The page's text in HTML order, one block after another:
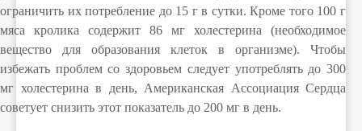
ограничить их потребление до 15 г в сутки. Кроме того 100 г
мяса кролика содержит 86 мг холестерина (необходимое
вещество для образования клеток в организме). Чтобы
избежать проблем со здоровьем следует употреблять до 300
мг холестерина в день, Американская Ассоциация Сердца
советует снизить этот показатель до 200 мг в день.